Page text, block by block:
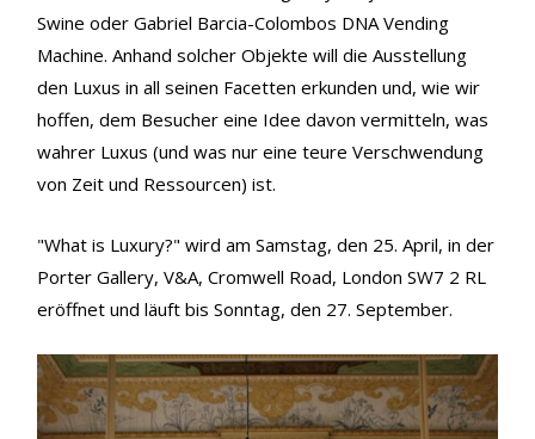
Swine oder Gabriel Barcia-Colombos DNA Vending
Machine. Anhand solcher Objekte will die Ausstellung
den Luxus in all seinen Facetten erkunden und, wie wir
hoffen, dem Besucher eine Idee davon vermitteln, was
wahrer Luxus (und was nur eine teure Verschwendung
von Zeit und Ressourcen) ist.
"What is Luxury?" wird am Samstag, den 25. April, in der
Porter Gallery, V&A, Cromwell Road, London SW7 2 RL
eröffnet und läuft bis Sonntag, den 27. September.